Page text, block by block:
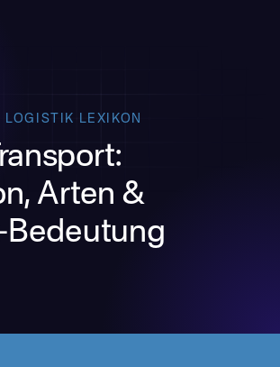
LOGISTIK LEXIKON
Arten &
Bedeutung